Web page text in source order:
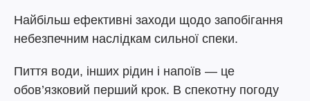
Найбільш ефективні заходи щодо запобігання
небезпечним наслідкам сильної спеки.
Пиття води, інших рідин і напоїв — це
обов’язковий перший крок. В спекотну погоду